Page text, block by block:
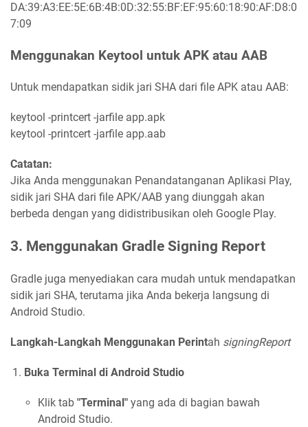
DA:39:A3:EE:5E:6B:4B:0D:32:55:BF:EF:95:60:18:90:AF:D8:0
7:09
Menggunakan Keytool untuk APK atau AAB
Untuk mendapatkan sidik jari SHA dari file APK atau AAB:
keytool -printcert -jarfile app.apk
keytool -printcert -jarfile app.aab
Catatan:
Jika Anda menggunakan Penandatanganan Aplikasi Play,
sidik jari SHA dari file APK/AAB yang diunggah akan
berbeda dengan yang didistribusikan oleh Google Play.
3. Menggunakan Gradle Signing Report
Gradle juga menyediakan cara mudah untuk mendapatkan
sidik jari SHA, terutama jika Anda bekerja langsung di
Android Studio.
Langkah-Langkah Menggunakan Perintah signingReport
Buka Terminal di Android Studio
Klik tab "Terminal" yang ada di bagian bawah
Android Studio.